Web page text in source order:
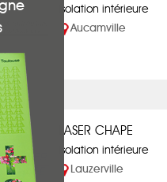
Isolation intérieure
Aucamville
LASER CHAPE
Isolation intérieure
Lauzerville